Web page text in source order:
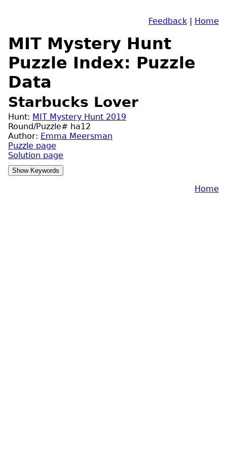
Feedback | Home
MIT Mystery Hunt
Puzzle Index: Puzzle
Data
Starbucks Lover
Hunt: MIT Mystery Hunt 2019
Round/Puzzle# ha12
Author: Emma Meersman
Puzzle page
Solution page
Home